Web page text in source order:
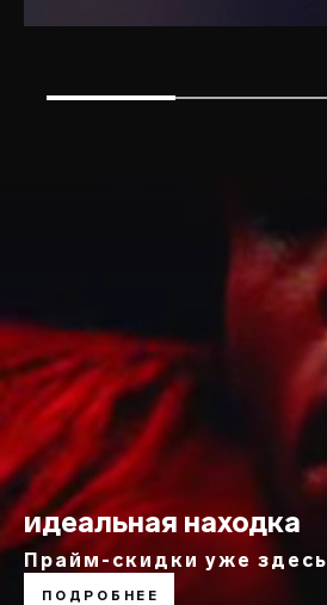
идеальная находка
Прайм-скидки уже здесь
ПОДРОБНЕЕ